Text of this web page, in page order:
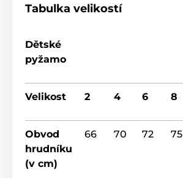
Tabulka velikostí
Dětské
pyžamo
Velikost 2 4 6 8
Obvod
hrudníku
(v cm)
66 70 72 75